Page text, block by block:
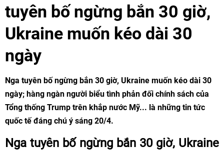
tuyên bố ngừng bắn 30 giờ,
Ukraine muốn kéo dài 30
ngày
Nga tuyên bố ngừng bắn 30 giờ, Ukraine muốn kéo dài 30
ngày; hàng ngàn người biểu tình phản đối chính sách của
Tổng thống Trump trên khắp nước Mỹ... là những tin tức
quốc tế đáng chú ý sáng 20/4.
Nga tuyên bố ngừng bắn 30 giờ, Ukraine